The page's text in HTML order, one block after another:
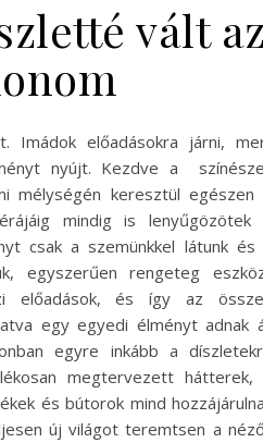
vált az
Imádok előadásokra járni,
nyújt. Kezdve a
mélységén keresztül egészen
mindig is lenyűgözötek
csak a szemünkkel látunk és
egyszerűen rengeteg
előadások, és így az
egy egyedi élményt adnak
egyre inkább a
megtervezett hátterek,
és bútorok mind
új világot teremtsen a